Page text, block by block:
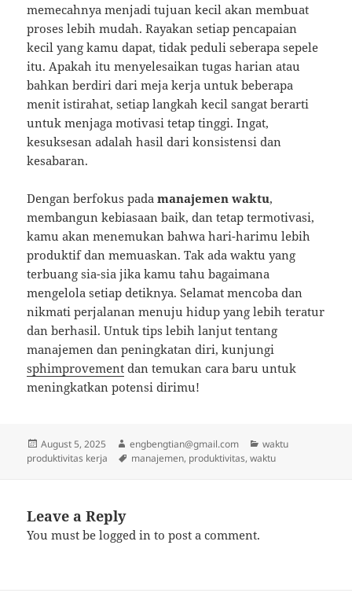
memecahnya menjadi tujuan kecil akan membuat
proses lebih mudah. Rayakan setiap pencapaian
kecil yang kamu dapat, tidak peduli seberapa sepele
itu. Apakah itu menyelesaikan tugas harian atau
bahkan berdiri dari meja kerja untuk beberapa
menit istirahat, setiap langkah kecil sangat berarti
untuk menjaga motivasi tetap tinggi. Ingat,
kesuksesan adalah hasil dari konsistensi dan
kesabaran.
Dengan berfokus padamanajemen waktu,
membangun kebiasaan baik, dan tetap termotivasi,
kamu akan menemukan bahwa hari-harimu lebih
produktif dan memuaskan. Tak ada waktu yang
terbuang sia-sia jika kamu tahu bagaimana
mengelola setiap detiknya. Selamat mencoba dan
nikmati perjalanan menuju hidup yang lebih teratur
dan berhasil. Untuk tips lebih lanjut tentang
manajemen dan peningkatan diri, kunjungi
sphimprovement dan temukan cara baru untuk
meningkatkan potensi dirimu!
Posted
on
August 5, 2025 Author
engbengtian@gmail.com Categories
waktu
produktivitas kerja
Tags
manajemen, produktivitas,waktu
Leave a Reply
You must belogged in to post a comment.